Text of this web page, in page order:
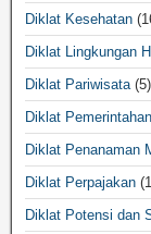
Diklat Kesehatan
Diklat Lingkungan
Diklat Pariwisata(5)
Diklat Pemerintahan
Diklat Penanaman
Diklat Perpajakan
Diklat Potensi dan